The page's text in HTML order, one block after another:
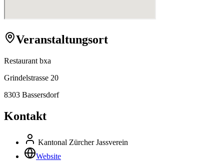
Veranstaltungsort
Restaurant bxa
Grindelstrasse 20
8303 Bassersdorf
Kontakt
Kantonal Zürcher Jassverein
Website